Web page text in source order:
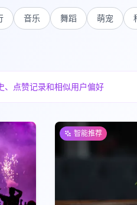
音乐 舞蹈 萌宠
、点赞记录和相似用户偏好
智能推荐